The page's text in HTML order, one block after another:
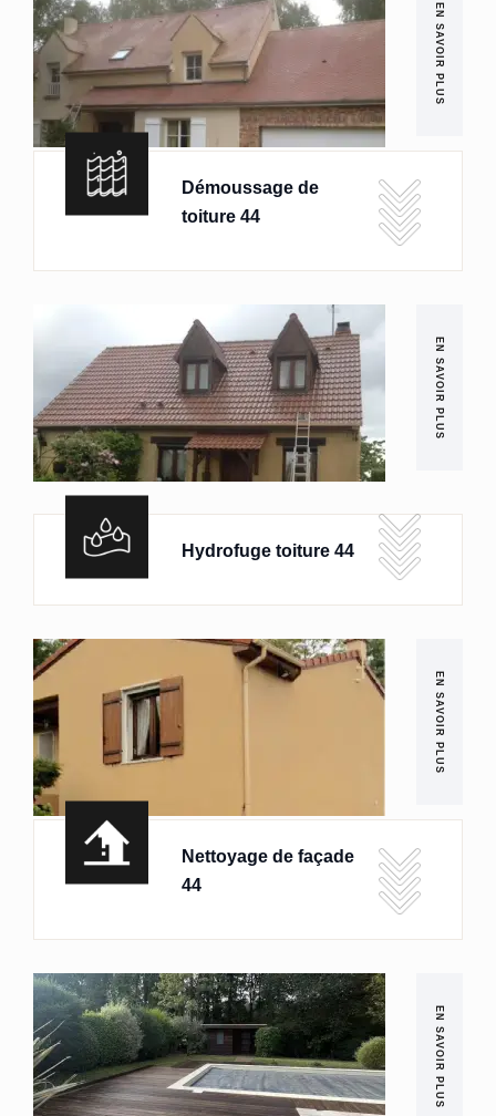
EN SAVOIR PLUS
Démoussage de
toiture 44
EN SAVOIR PLUS
Hydrofuge toiture 44
EN SAVOIR PLUS
Nettoyage de façade
44
EN SAVOIR PLUS